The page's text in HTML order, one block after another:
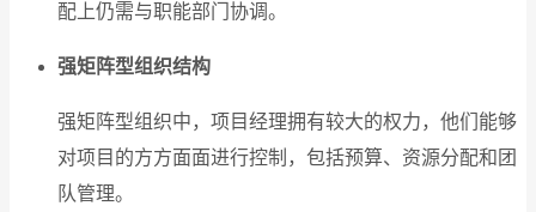
配上仍需与职能部门协调。
强矩阵型组织结构
强矩阵型组织中，项目经理拥有较大的权力，他们能够
对项目的方方面面进行控制，包括预算、资源分配和团
队管理。